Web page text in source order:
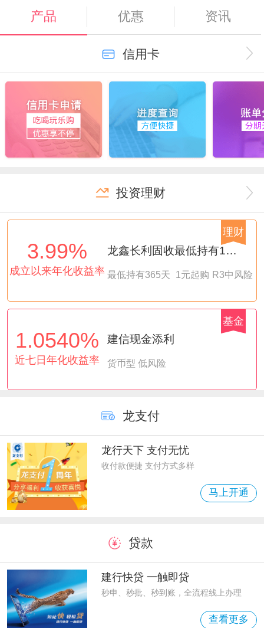
关于发布新版《中国建设银行龙卡信用...
建设银行将于8月10日至19日代销... 2026-08-07
产品 优惠 资讯
信用卡
投资理财
3.99%
成立以来年化收益率
龙鑫长利固收最低持有1年第9期A（代销建信理财）
最低持有365天 1元起购 R3中风险
理财
1.0540%
近七日年化收益率
建信现金添利
货币型 低风险
基金
龙支付
龙行天下 支付无忧
收付款便捷 支付方式多样
马上开通
贷款
建行快贷 一触即贷
秒申、秒批、秒到账，全流程线上办理
查看更多